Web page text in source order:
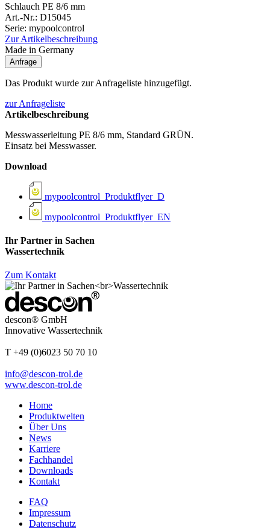
Schlauch PE 8/6 mm
Art.-Nr.: D15045
Serie: mypoolcontrol
Zur Artikelbeschreibung
Made in Germany
Anfrage
Das Produkt wurde zur Anfrageliste hinzugefügt.
zur Anfrageliste
Artikelbeschreibung
Messwasserleitung PE 8/6 mm, Standard GRÜN.
Einsatz bei Messwasser.
Download
mypoolcontrol_Produktflyer_D
mypoolcontrol_Produktflyer_EN
Ihr Partner in Sachen
Wassertechnik
Zum Kontakt
descon® GmbH
Innovative Wassertechnik
T +49 (0)6023 50 70 10
info@descon-trol.de
www.descon-trol.de
Home
Produktwelten
Über Uns
News
Karriere
Fachhandel
Downloads
Kontakt
FAQ
Impressum
Datenschutz